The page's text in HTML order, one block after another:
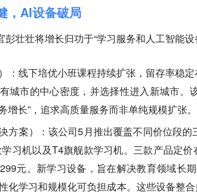
，AI设备破局
壮壮将增长归功于“学习服务和人工智能设
： 线下培优小班课程持续扩张，留存率稳
城市的中心密度，并选择性进入新城市。
增长”，追求高质量服务而非单纯规模扩张。
方案）：该公司5月推出覆盖不同价位段
习机以及T4旗舰款学习机。三款产品定价
元。新学习设备，旨在解决教育领域长
化学习和规模化可负担成本。这些设备整